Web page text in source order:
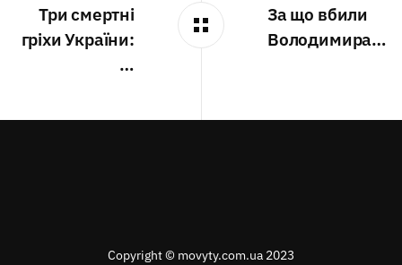
Три смертні
гріхи України:
…
За що вбили
Володимира…
Copyright © movyty.com.ua 2023